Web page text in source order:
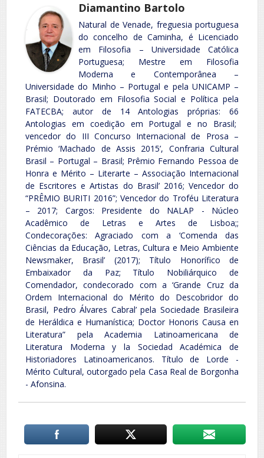
Diamantino Bartolo
Natural de Venade, freguesia portuguesa
do concelho de Caminha, é Licenciado
em Filosofia – Universidade Católica
Portuguesa; Mestre em Filosofia
Moderna e Contemporânea –
Universidade do Minho – Portugal e pela UNICAMP –
Brasil; Doutorado em Filosofia Social e Política pela
FATECBA; autor de 14 Antologias próprias: 66
Antologias em coedição em Portugal e no Brasil;
vencedor do III Concurso Internacional de Prosa –
Prémio ‘Machado de Assis 2015’, Confraria Cultural
Brasil – Portugal – Brasil; Prêmio Fernando Pessoa de
Honra e Mérito – Literarte – Associação Internacional
de Escritores e Artistas do Brasil’ 2016; Vencedor do
“PRÊMIO BURITI 2016”; Vencedor do Troféu Literatura
– 2017; Cargos: Presidente do NALAP - Núcleo
Acadêmico de Letras e Artes de Lisboa;;
Condecorações: Agraciado com a ‘Comenda das
Ciências da Educação, Letras, Cultura e Meio Ambiente
Newsmaker, Brasil’ (2017); Título Honorífico de
Embaixador da Paz; Título Nobiliárquico de
Comendador, condecorado com a ‘Grande Cruz da
Ordem Internacional do Mérito do Descobridor do
Brasil, Pedro Álvares Cabral’ pela Sociedade Brasileira
de Heráldica e Humanística; Doctor Honoris Causa en
Literatura” pela Academia Latinoamericana de
Literatura Moderna y la Sociedad Académica de
Historiadores Latinoamericanos. Título de Lorde -
Mérito Cultural, outorgado pela Casa Real de Borgonha
- Afonsina.